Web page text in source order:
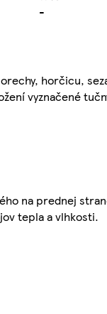
-
horčicu,
vyznačené
na prednej
tepla a vlhkosti.